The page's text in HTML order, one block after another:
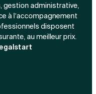
gestion administrative,
à l’accompagnement
disposent
au meilleur prix.